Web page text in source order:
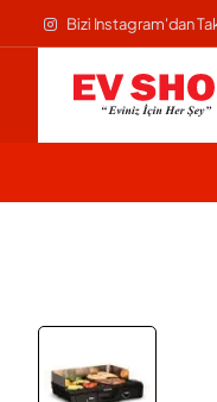
Bizi Instagram'dan